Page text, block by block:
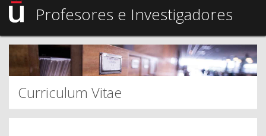
Profesores e Investigadores
Curriculum Vitae